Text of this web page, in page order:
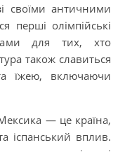
своїми античними
перші олімпійські
для тих, хто
також славиться
їжею, включаючи
— це країна,
іспанський вплив.